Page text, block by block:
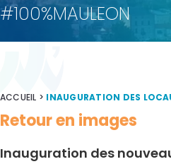
#100%MAULEON
ACCUEIL > INAUGURATION DES
Retour en images
Inauguration des